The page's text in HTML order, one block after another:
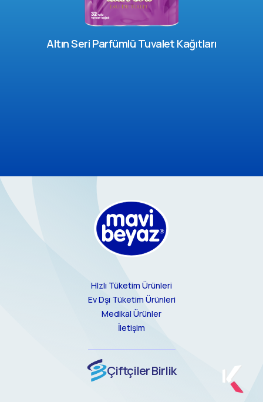
Altın Seri Parfümlü Tuvalet Kağıtları
HIzlı Tüketim Ürünleri
Ev Dşı Tüketim Ürünleri
Medikal Ürünler
İletişim
Çiftçiler Birlik